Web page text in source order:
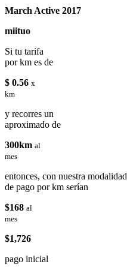
March Active 2017
miituo
Si tu tarifa
por km es de
$ 0.56 x
km
y recorres un
aproximado de
300km al
mes
entonces, con nuestra modalidad
de pago por km serían
$168 al
mes
$1,726
pago inicial